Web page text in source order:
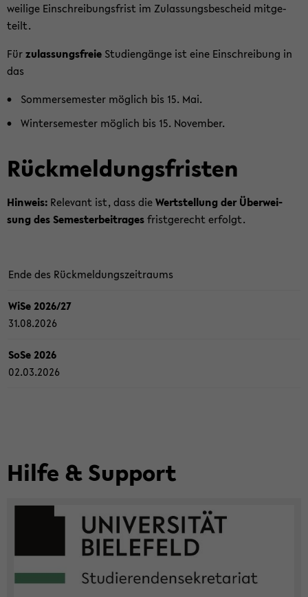
wei­li­ge Ein­schrei­bungs­frist im Zu­las­sungs­be­scheid mit­ge­
teilt.
Fürzu­las­sungs­freie Stu­di­en­gän­ge ist eine Ein­schrei­bung in
das
Som­mer­se­mes­ter mög­lich bis 15. Mai.
Win­ter­se­mes­ter mög­lich bis 15. No­vem­ber.
Rück­mel­dungs­fris­ten
Hin­weis: Re­le­vant ist, dass dieWert­stel­lung der Über­wei­
sung des Se­mes­ter­bei­tra­gesfrist­ge­recht er­folgt.
Ende des Rück­mel­dungs­zeit­raums
WiSe 2026/27
31.08.2026
SoSe 2026
02.03.2026
Hilfe & Sup­port